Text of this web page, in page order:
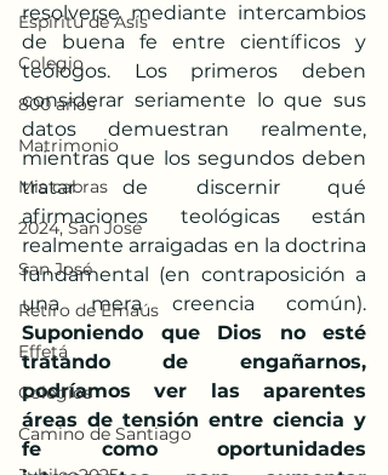
Espíritu de Asís
Colegio
800 años
Matrimonio
Mis cabras
2024, San José
San José
Retiro de Emaús
Effetá
Colegios
Camino de Santiago
resolverse mediante intercambios
de buena fe entre científicos y
teólogos. Los primeros deben
considerar seriamente lo que sus
datos demuestran realmente,
mientras que los segundos deben
tratar de discernir qué
afirmaciones teológicas están
realmente arraigadas en la doctrina
fundamental (en contraposición a
una mera creencia común).
Suponiendo que Dios no esté
tratando de engañarnos,
podríamos ver las aparentes
áreas de tensión entre ciencia y
fe como oportunidades